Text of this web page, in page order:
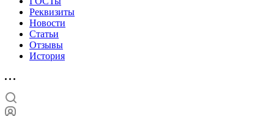
Реквизиты
Новости
Статьи
Отзывы
История